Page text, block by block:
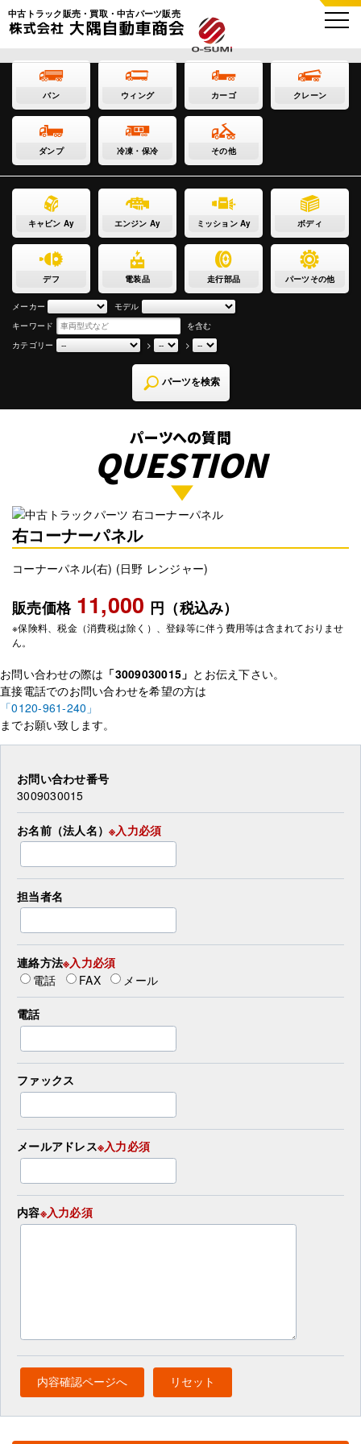
中古トラック販売・買取・中古パーツ販売
バン ウィング カーゴ クレーン
ダンプ 冷凍・保冷 その他
キャビン Ay エンジン Ay ミッション Ay ボディ
デフ 電装品 走行部品 パーツその他
メーカー
モデル
キーワード
を含む
カテゴリー
> >
パーツを検索
パーツへの質問
QUESTION
右コーナーパネル
コーナーパネル(右) (日野 レンジャー)
販売価格 11,000 円（税込み）
※保険料、税金（消費税は除く）、登録等に伴う費用等は含まれておりませ
ん。
お問い合わせの際は 「3009030015」 とお伝え下さい。
直接電話でのお問い合わせを希望の方は
「0120-961-240」
までお願い致します。
お問い合わせ番号
3009030015
お名前（法人名） ※入力必須
担当者名
連絡方法※入力必須
電話
FAX メール
電話
ファックス
メールアドレス※入力必須
内容※入力必須